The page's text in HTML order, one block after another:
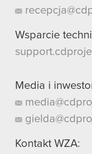
Wsparcie
Media i
Kontakt WZA: